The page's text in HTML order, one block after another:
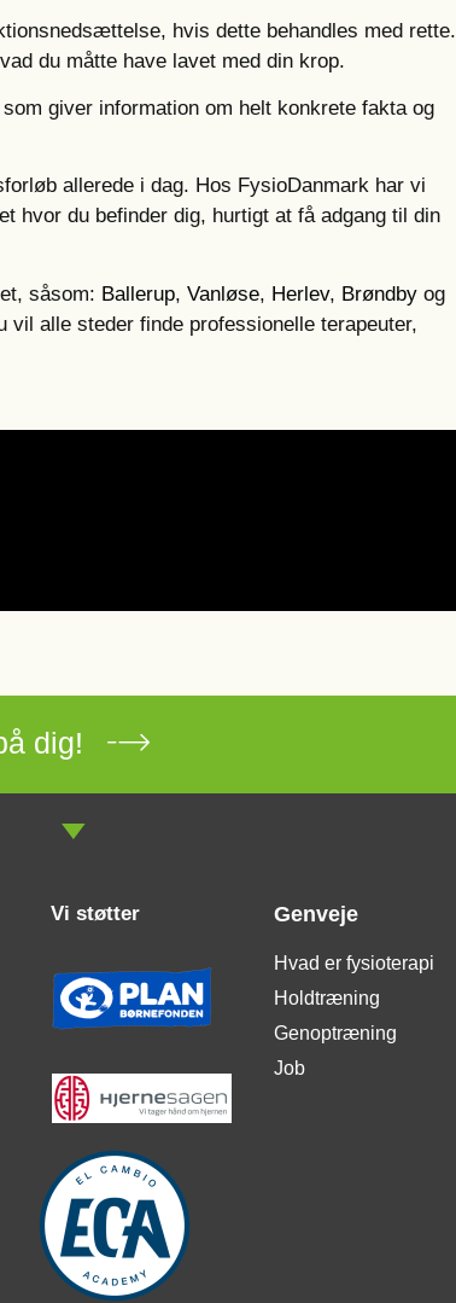
hvis dette behandles med rette.
du måtte have lavet med din krop.
giver information om helt konkrete fakta og
allerede i dag. Hos FysioDanmark har vi
hvor du befinder dig, hurtigt at få adgang til din
såsom: Ballerup, Vanløse, Herlev, Brøndby og
alle steder finde professionelle terapeuter,
dig!
Vi støtter Genveje
Hvad er fysioterapi
Holdtræning
Genoptræning
Job